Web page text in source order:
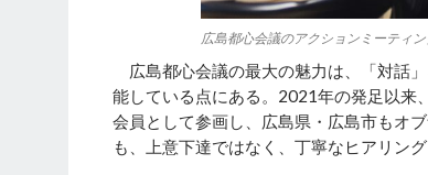
広島都心会議のアクションミーティ
広島都心会議の最大の魅力は、「対話
能している点にある。2021年の発足以来
会員として参画し、広島県・広島市もオ
も、上意下達ではなく、丁寧なヒアリン